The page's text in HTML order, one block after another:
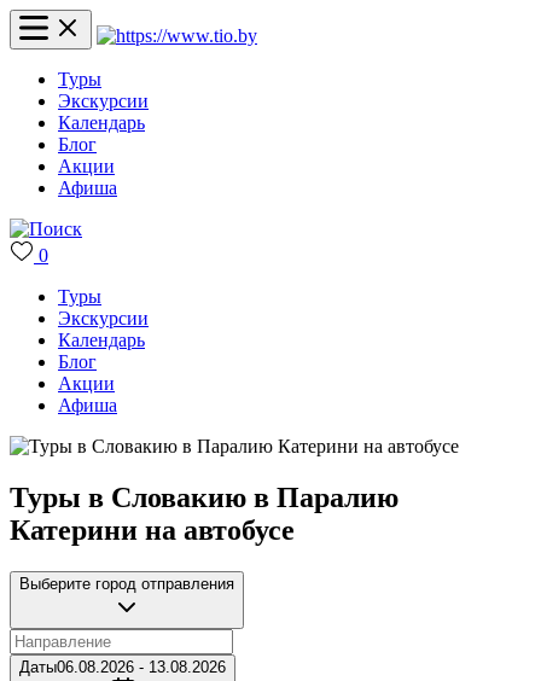
Туры
Экскурсии
Календарь
Блог
Акции
Афиша
0
Туры
Экскурсии
Календарь
Блог
Акции
Афиша
Туры в Словакию в Паралию
Катерини на автобусе
Выберите город отправления
Даты06.08.2026 - 13.08.2026